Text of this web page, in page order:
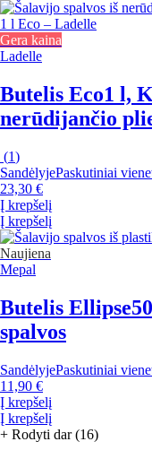
Gera kaina
Ladelle
Butelis Eco1 l,
nerūdijančio
(1)
SandėlyjePaskutiniai
23,30 €
Į krepšelį
Į krepšelį
Naujiena
Mepal
Butelis Ellipse
spalvos
SandėlyjePaskutiniai
11,90 €
Į krepšelį
Į krepšelį
+ Rodyti dar (16)